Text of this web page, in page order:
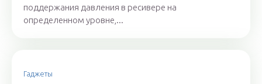
поддержания давления в ресивере на
определенном уровне,...
Гаджеты